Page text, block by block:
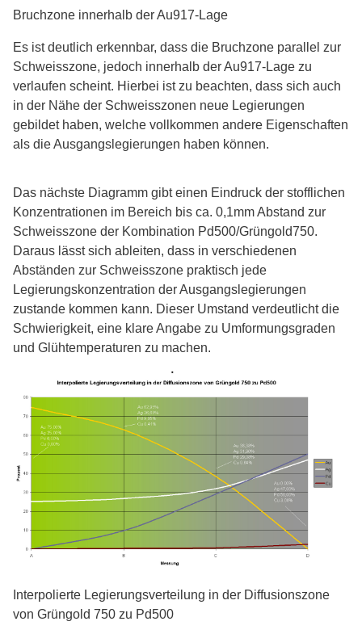
Bruchzone innerhalb der Au917-Lage
Es ist deutlich erkennbar, dass die Bruchzone parallel zur
Schweisszone, jedoch innerhalb der Au917-Lage zu
verlaufen scheint. Hierbei ist zu beachten, dass sich auch
in der Nähe der Schweisszonen neue Legierungen
gebildet haben, welche vollkommen andere Eigenschaften
als die Ausgangslegierungen haben können.
Das nächste Diagramm gibt einen Eindruck der stofflichen
Konzentrationen im Bereich bis ca. 0,1mm Abstand zur
Schweisszone der Kombination Pd500/Grüngold750.
Daraus lässt sich ableiten, dass in verschiedenen
Abständen zur Schweisszone praktisch jede
Legierungskonzentration der Ausgangslegierungen
zustande kommen kann. Dieser Umstand verdeutlicht die
Schwierigkeit, eine klare Angabe zu Umformungsgraden
und Glühtemperaturen zu machen.
Interpolierte Legierungsverteilung in der Diffusionszone
von Grüngold 750 zu Pd500